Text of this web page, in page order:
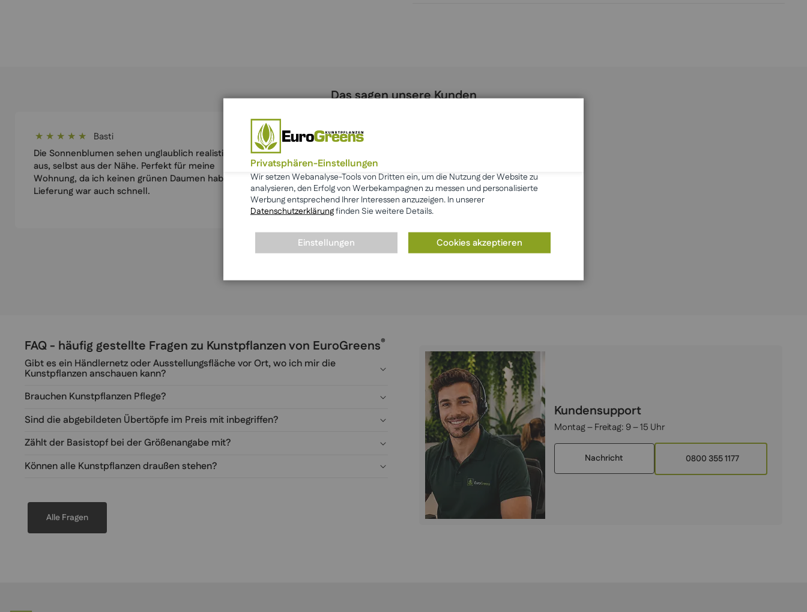
Das sagen unsere Kunden
100%
Basti
Die Sonnenblumen sehen unglaublich realistisch
aus, selbst aus der Nähe. Perfekt für meine
Wohnung, da ich keinen grünen Daumen habe.
Lieferung war auch schnell.
Lorena
wirken total frisch, kein Unterschied zu echten
Sträußen – und halten ewig.
Mehr anzeigen ☆ Bewertung schreiben
FAQ - häufig gestellte Fragen zu Kunstpflanzen von EuroGreens®
Gibt es ein Händlernetz oder Ausstellungsfläche vor Ort, wo ich mir die
Kunstpflanzen anschauen kann?
Brauchen Kunstpflanzen Pflege?
Sind die abgebildeten Übertöpfe im Preis mit inbegriffen?
Zählt der Basistopf bei der Größenangabe mit?
Können alle Kunstpflanzen draußen stehen?
Alle Fragen
Kundensupport
Montag – Freitag: 9 – 15 Uhr
Nachricht 0800 355 1177
Privatsphären-Einstellungen
Wir setzen Webanalyse-Tools von Dritten ein, um die Nutzung der Website zu
analysieren, den Erfolg von Werbekampagnen zu messen und personalisierte
Werbung entsprechend Ihrer Interessen anzuzeigen. In unserer
Datenschutzerklärungfinden Sie weitere Details.
Cookies akzeptieren
Einstellungen